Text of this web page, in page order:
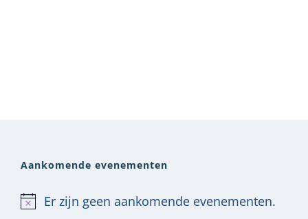
Aankomende evenementen
Bericht
Er zijn geen aankomende evenementen.